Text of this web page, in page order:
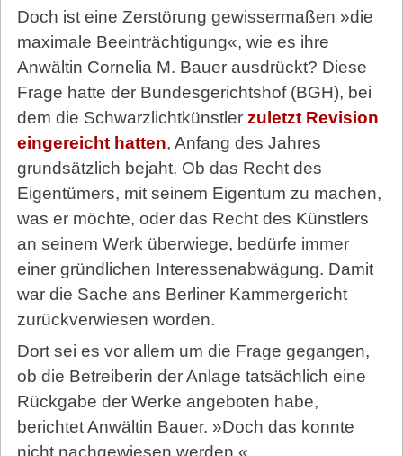
Doch ist eine Zerstörung gewissermaßen »die
maximale Beeinträchtigung«, wie es ihre
Anwältin Cornelia M. Bauer ausdrückt? Diese
Frage hatte der Bundesgerichtshof (BGH), bei
dem die Schwarzlichtkünstler zuletzt Re­vision
eingereicht hatten, Anfang des Jahres
grundsätzlich bejaht. Ob das Recht des
Eigentümers, mit seinem Eigentum zu machen,
was er möchte, oder das Recht des Künstlers
an seinem Werk überwiege, bedürfe immer
einer gründlichen Interessenabwägung. Damit
war die Sache ans Berliner Kammergericht
zurückverwiesen worden.
Dort sei es vor allem um die Frage gegangen,
ob die Betreiberin der Anlage tatsächlich eine
Rückgabe der Werke angeboten habe,
berichtet Anwältin Bauer. »Doch das konnte
nicht nachgewiesen werden.«